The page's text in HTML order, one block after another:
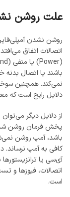
علت روشن
روشن نشدن
اتصالات اتفاق
باشند یا اتصال بدنه
نمی‌کند. همچنین
دلایل رایج است که
پخش فرمان روشن
باشد، آمپ روشن
کافی به آمپ نرساند.
آی‌سی یا
اتصالات، فیوزها و
است.